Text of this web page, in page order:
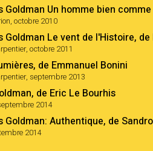
Goldman Un homme bien
octobre 2010
Goldman Le vent de l'Histoire, de
octobre 2011
de Emmanuel Bonini
septembre 2013
de Eric Le Bourhis
2014
Goldman: Authentique, de
2014